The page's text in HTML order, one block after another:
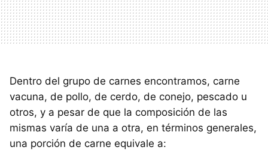
Dentro del grupo de carnes encontramos, carne
vacuna, de pollo, de cerdo, de conejo, pescado u
otros, y a pesar de que la composición de las
mismas varía de una a otra, en términos generales,
una porción de carne equivale a: